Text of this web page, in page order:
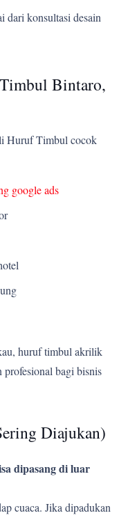
dari konsultasi desain
Bintaro,
Huruf Timbul cocok
huruf timbul akrilik
profesional bagi bisnis
Diajukan)
dipasang di luar
cuaca. Jika dipadukan